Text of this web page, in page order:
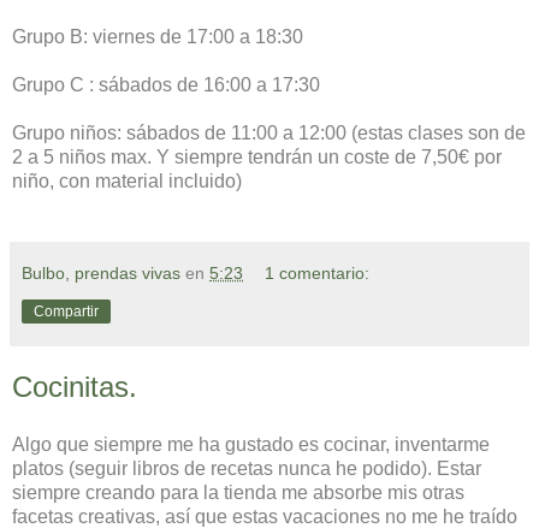
Grupo B: viernes de 17:00 a 18:30
Grupo C : sábados de 16:00 a 17:30
Grupo niños: sábados de 11:00 a 12:00 (estas clases son de
2 a 5 niños max. Y siempre tendrán un coste de 7,50€ por
niño, con material incluido)
Bulbo, prendas vivas en 5:23 1 comentario:
Compartir
Cocinitas.
Algo que siempre me ha gustado es cocinar, inventarme
platos (seguir libros de recetas nunca he podido). Estar
siempre creando para la tienda me absorbe mis otras
facetas creativas, así que estas vacaciones no me he traído